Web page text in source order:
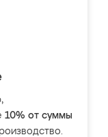
10% от суммы